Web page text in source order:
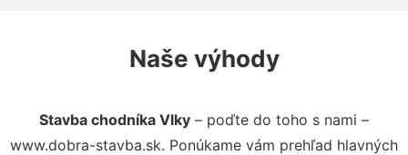
Naše výhody
Stavba chodníka Vlky – poďte do toho s nami –
www.dobra-stavba.sk. Ponúkame vám prehľad hlavných